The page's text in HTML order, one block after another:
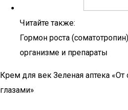
Читайте также:
Гормон роста
организме и препараты
Крем для век Зеленая аптека
глазами»